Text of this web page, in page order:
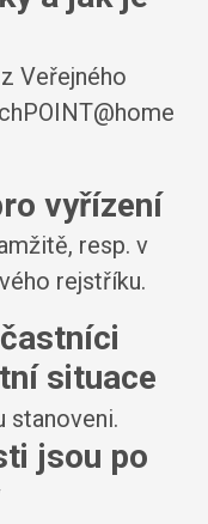
Veřejného
vyřízení
resp. v
rejstříku.
situace
stanoveni.
jsou po